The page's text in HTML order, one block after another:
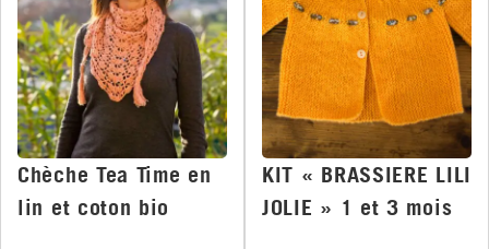
Chèche Tea Time en
lin et coton bio
KIT « BRASSIERE LILI
JOLIE » 1 et 3 mois